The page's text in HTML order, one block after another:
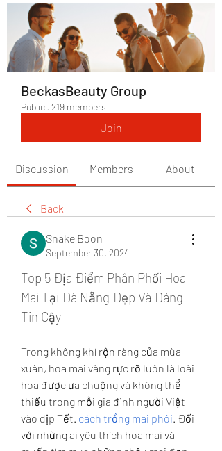
BeckasBeauty Group
Public · 219 members
Join
Discussion Members About
Back
Snake Boon
September 30, 2024
Top 5 Địa Điểm Phân Phối Hoa
Mai Tại Đà Nẵng Đẹp Và Đáng
Tin Cậy
Trong không khí rộn ràng của mùa
xuân, hoa mai vàng rực rỡ luôn là loài
hoa được ưa chuộng và không thể
thiếu trong mỗi gia đình người Việt
vào dịp Tết. cách trồng mai phôi. Đối
với những ai yêu thích hoa mai và